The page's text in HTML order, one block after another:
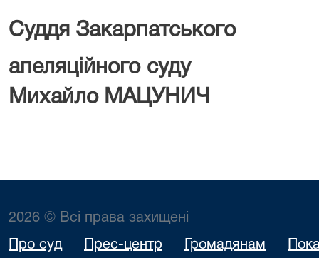
Суддя Закарпатського
Михайло МАЦУНИЧ
2026 © Всі права захищені
Про суд Прес-центр Громадянам